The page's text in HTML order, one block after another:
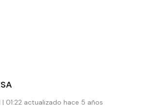
| 01:22 actualizado hace 5 años